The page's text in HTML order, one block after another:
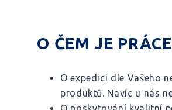
O ČEM JE
O expedici dle Vašeho
produktů. Navíc u nás